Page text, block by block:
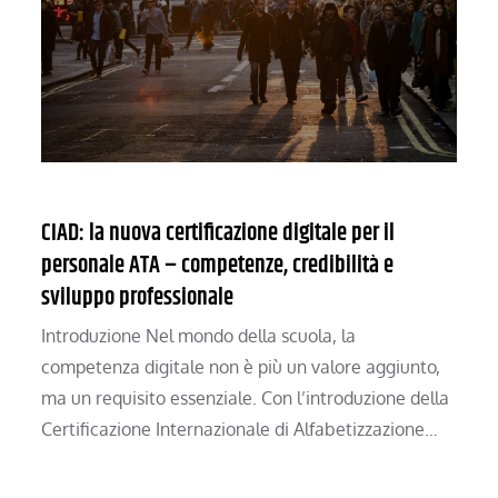
CIAD: la nuova certificazione digitale per il
personale ATA – competenze, credibilità e
sviluppo professionale
Introduzione Nel mondo della scuola, la
competenza digitale non è più un valore aggiunto,
ma un requisito essenziale. Con l’introduzione della
Certificazione Internazionale di Alfabetizzazione…